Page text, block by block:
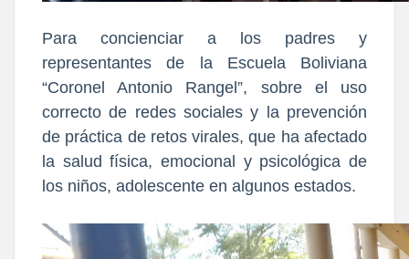
Para concienciar a los padres y
representantes de la Escuela Boliviana
“Coronel Antonio Rangel”, sobre el uso
correcto de redes sociales y la prevención
de práctica de retos virales, que ha afectado
la salud física, emocional y psicológica de
los niños, adolescente en algunos estados.